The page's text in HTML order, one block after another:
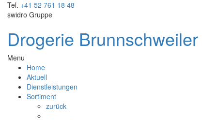
Tel. +41 52 761 18 48
swidro Gruppe
Drogerie Brunnschweiler
Menu
Home
Aktuell
Dienstleistungen
Sortiment
zurück